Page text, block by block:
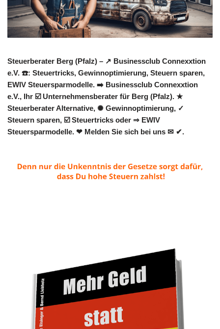
Steuerberater Berg (Pfalz) – ↗️ Businessclub Connexxtion
e.V. ☎️: Steuertricks, Gewinnoptimierung, Steuern sparen,
EWIV Steuersparmodelle. ➡️ Businessclub Connexxtion
e.V., Ihr ☑️ Unternehmensberater für Berg (Pfalz). ★
Steuerberater Alternative, ✺ Gewinnoptimierung, ✓
Steuern sparen, ☑️ Steuertricks oder ⇒ EWIV
Steuersparmodelle. ❤ Melden Sie sich bei uns ✉ ✔.